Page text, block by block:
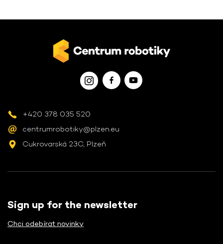
+420 378 035 520
centrumrobotiky@plzen.eu
Cukrovarská 23C, Plzeň
Sign up for the newsletter
Chci odebírat novinky